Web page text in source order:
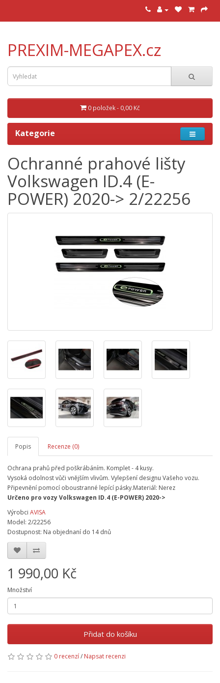
PREXIM-MEGAPEX.cz
0 položek - 0,00 Kč
Kategorie
Ochranné prahové lišty
Volkswagen ID.4 (E-
POWER) 2020-> 2/22256
Popis Recenze (0)
Ochrana prahů před poškrábáním. Komplet - 4 kusy.
Vysoká odolnost vůči vnějším vlivům. Vylepšení designu Vašeho vozu.
Připevnění pomocí oboustranné lepící pásky.Materiál: Nerez
Určeno pro vozyVolkswagen ID.4 (E-POWER) 2020->
Výrobci AVISA
Model: 2/22256
Dostupnost: Na objednaní do 14 dnů
1 990,00 Kč
Množství
Přidat do košíku
0 recenzí/ Napsat recenzi